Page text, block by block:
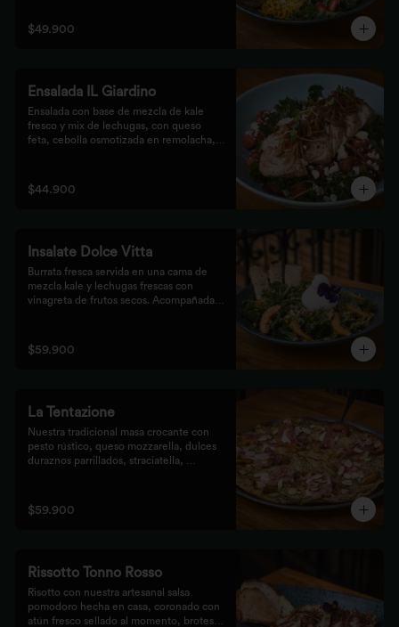
$49.900
Ensalada IL Giardino
Ensalada con base de mezcla de kale
fresco y mix de lechugas, con queso
feta, cebolla osmotizada en remolacha,
Pollo Romero y finalizada con cipolla
corcante.
$44.900
Insalate Dolce Vitta
Burrata fresca servida en una cama de
mezcla kale y lechugas frescas con
vinagreta de frutos secos. Acompañada
finalizada con bastones de pan de masa
madre al grill.
$59.900
La Tentazione
Nuestra tradicional masa crocante con
pesto rústico, queso mozzarella, dulces
duraznos parrillados, straciatella,
$59.900
Rissotto Tonno Rosso
Risotto con nuestra artesanal salsa
pomodoro hecha en casa, coronado con
atún fresco sellado al momento, brotes